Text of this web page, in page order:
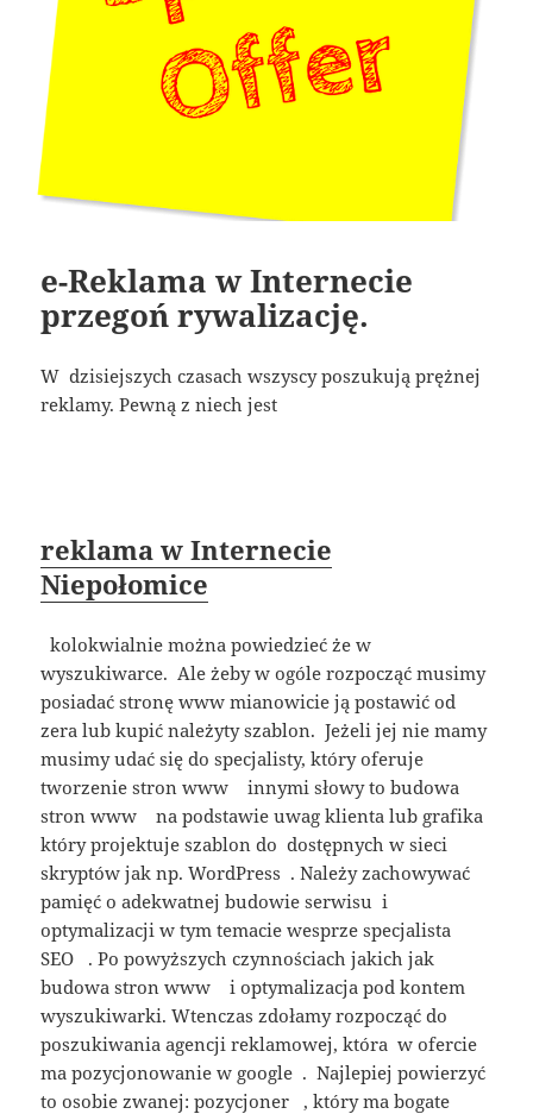
e-Reklama w Internecie
przegoń rywalizację.
W dzisiejszych czasach wszyscy poszukują prężnej
reklamy. Pewną z niech jest
reklama w Internecie
Niepołomice
kolokwialnie można powiedzieć że w
wyszukiwarce. Ale żeby w ogóle rozpocząć musimy
posiadać stronę www mianowicie ją postawić od
zera lub kupić należyty szablon. Jeżeli jej nie mamy
musimy udać się do specjalisty, który oferuje
tworzenie stron www innymi słowy to budowa
stron www na podstawie uwag klienta lub grafika
który projektuje szablon do dostępnych w sieci
skryptów jak np. WordPress . Należy zachowywać
pamięć o adekwatnej budowie serwisu i
optymalizacji w tym temacie wesprze specjalista
SEO . Po powyższych czynnościach jakich jak
budowa stron www i optymalizacja pod kontem
wyszukiwarki. Wtenczas zdołamy rozpocząć do
poszukiwania agencji reklamowej, która w ofercie
ma pozycjonowanie w google . Najlepiej powierzyć
to osobie zwanej: pozycjoner , który ma bogate